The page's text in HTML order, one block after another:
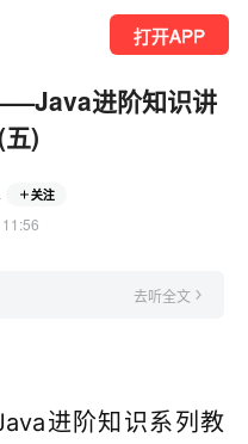
打开APP
进阶知识讲
)
关注
去听全文
进阶知识系列教